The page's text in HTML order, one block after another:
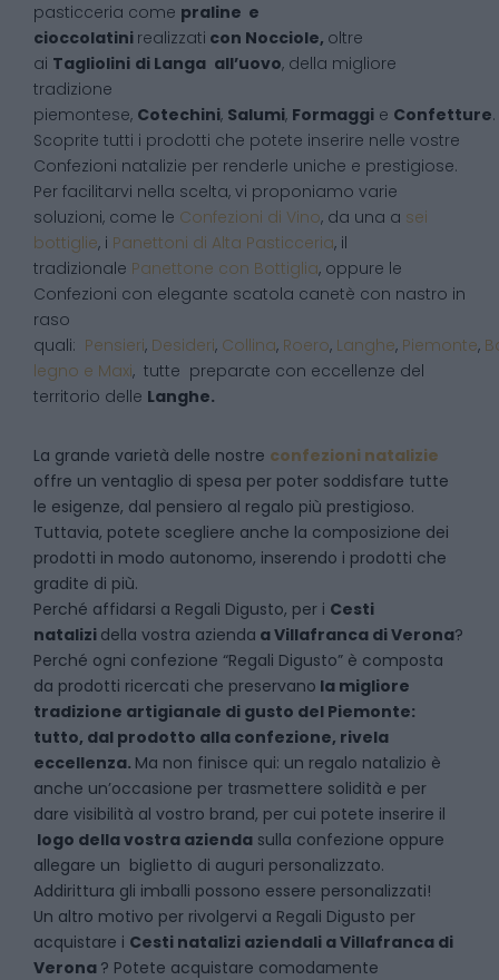
pasticceria come praline e
cioccolatini realizzati con Nocciole, oltre
ai Tagliolini di Langa all’uovo, della migliore
tradizione
piemontese, Cotechini, Salumi, Formaggi e Confetture.
Scoprite tutti i prodotti che potete inserire nelle vostre
Confezioni natalizie per renderle uniche e prestigiose.
Per facilitarvi nella scelta, vi proponiamo varie
soluzioni, come le Confezioni di Vino, da una a sei
bottiglie, i Panettoni di Alta Pasticceria, il
tradizionale Panettone con Bottiglia, oppure le
Confezioni con elegante scatola canetè con nastro in
raso
quali: Pensieri, Desideri, Collina, Roero, Langhe, Piemonte,
legno e Maxi, tutte preparate con eccellenze del
territorio delle Langhe.
La grande varietà delle nostre confezioni natalizie
offre un ventaglio di spesa per poter soddisfare tutte
le esigenze, dal pensiero al regalo più prestigioso.
Tuttavia, potete scegliere anche la composizione dei
prodotti in modo autonomo, inserendo i prodotti che
gradite di più.
Perché affidarsi a Regali Digusto, per i Cesti
natalizi della vostra azienda aVillafranca di Verona?
Perché ogni confezione “Regali Digusto” è composta
da prodotti ricercati che preservano la migliore
tradizione artigianale di gusto del Piemonte:
tutto, dal prodotto alla confezione, rivela
eccellenza. Ma non finisce qui: un regalo natalizio è
anche un’occasione per trasmettere solidità e per
dare visibilità al vostro brand, per cui potete inserire il
logo della vostra azienda sulla confezione oppure
allegare un biglietto di auguri personalizzato.
Addirittura gli imballi possono essere personalizzati!
Un altro motivo per rivolgervi a Regali Digusto per
acquistare i Cesti natalizi aziendali aVillafranca di
Verona ? Potete acquistare comodamente